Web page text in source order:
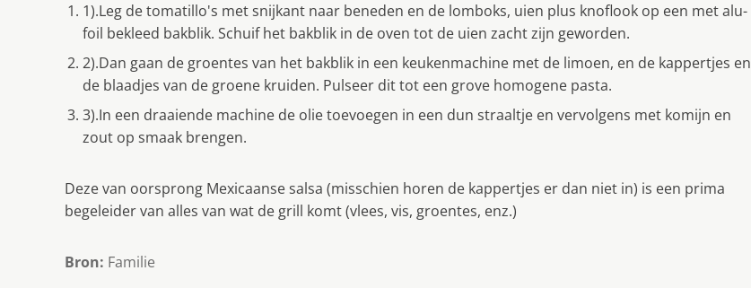
1).Leg de tomatillo's met snijkant naar beneden en de lomboks, uien plus knoflook op een met alu-
foil bekleed bakblik. Schuif het bakblik in de oven tot de uien zacht zijn geworden.
2).Dan gaan de groentes van het bakblik in een keukenmachine met de limoen, en de kappertjes en
de blaadjes van de groene kruiden. Pulseer dit tot een grove homogene pasta.
3).In een draaiende machine de olie toevoegen in een dun straaltje en vervolgens met komijn en
zout op smaak brengen.
Deze van oorsprong Mexicaanse salsa (misschien horen de kappertjes er dan niet in) is een prima
begeleider van alles van wat de grill komt (vlees, vis, groentes, enz.)
Bron: Familie